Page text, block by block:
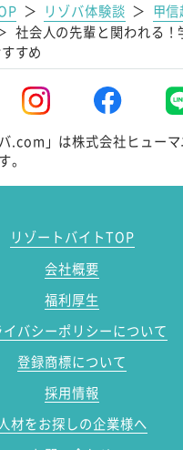
＞ リゾバ体験談 ＞ 甲信
社会人の先輩と関われる！
すめ
.com」は株式会社ヒュー
。
リゾートバイトTOP
会社概要
福利厚生
イバシーポリシーについて
登録商標について
採用情報
人材をお探しの企業様へ